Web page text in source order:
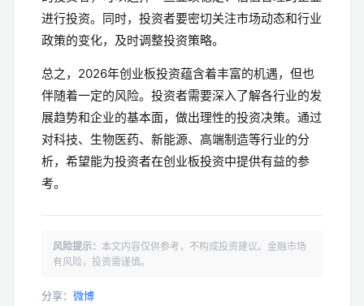
进行投资。同时，投资者要密切关注市场动态和行业
政策的变化，及时调整投资策略。
总之，2026年创业板投资蕴含着丰富的机遇，但也
伴随着一定的风险。投资者需要深入了解各行业的发
展趋势和企业的基本面，做出理性的投资决策。通过
对科技、生物医药、新能源、高端制造等行业的分
析，希望能为投资者在创业板投资中提供有益的参
考。
风险提示： 本文内容仅供参考，不构成投资建议。金融市场
有风险，投资需谨慎。
分享： 微博